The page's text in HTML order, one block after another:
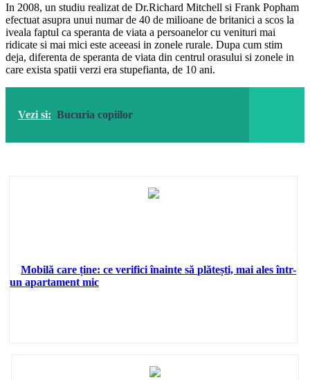
In 2008, un studiu realizat de Dr.Richard Mitchell si Frank Popham
efectuat asupra unui numar de 40 de milioane de britanici a scos la
iveala faptul ca speranta de viata a persoanelor cu venituri mai
ridicate si mai mici este aceeasi in zonele rurale. Dupa cum stim
deja, diferenta de speranta de viata din centrul orasului si zonele in
care exista spatii verzi era stupefianta, de 10 ani.
Vezi si: Bucuria copiilor
Mobilă care ține: ce verifici înainte să plătești, mai ales într-
un apartament mic